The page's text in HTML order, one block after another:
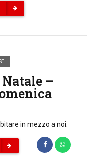
–
in mezzo a noi.